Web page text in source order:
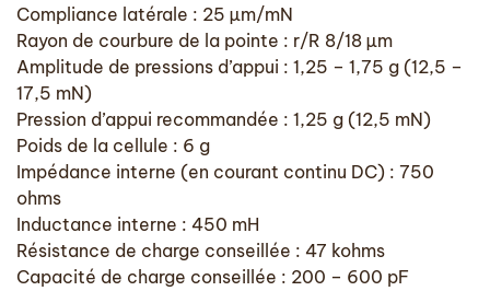
Compliance latérale : 25 µm/mN
Rayon de courbure de la pointe : r/R 8/18 µm
Amplitude de pressions d’appui : 1,25 – 1,75 g (12,5 –
17,5 mN)
Pression d’appui recommandée : 1,25 g (12,5 mN)
Poids de la cellule : 6 g
Impédance interne (en courant continu DC) : 750
ohms
Inductance interne : 450 mH
Résistance de charge conseillée : 47 kohms
Capacité de charge conseillée : 200 – 600 pF